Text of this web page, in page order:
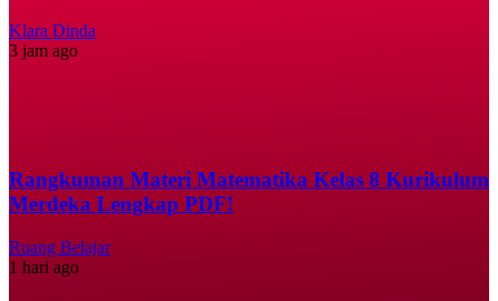
Klara Dinda
3 jam ago
Rangkuman Materi Matematika Kelas 8 Kurikulum
Merdeka Lengkap PDF!
Ruang Belajar
1 hari ago